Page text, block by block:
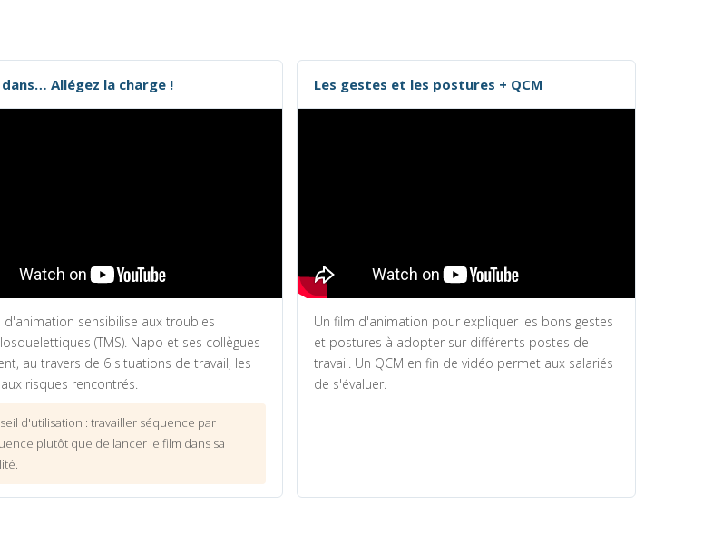
Allégez la charge !
d'animation sensibilise aux troubles
(TMS). Napo et ses collègues
au travers de 6 situations de travail, les
risques rencontrés.
d'utilisation : travailler séquence par
plutôt que de lancer le film dans sa
Les gestes et les postures + QCM
Un film d'animation pour expliquer les bons gestes
et postures à adopter sur différents postes de
travail. Un QCM en fin de vidéo permet aux salariés
de s'évaluer.